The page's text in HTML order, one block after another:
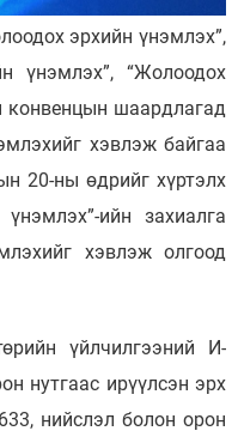
эрхийн үнэмлэх”,
үнэмлэх”, “Жолоодох
конвенцын шаардлагад
хэвлэж байгаа
20-ны өдрийг хүртэлх
ийн захиалга
хэвлэж олгоод
үйлчилгээний И-
нутгаас ирүүлсэн эрх
нийслэл болон орон